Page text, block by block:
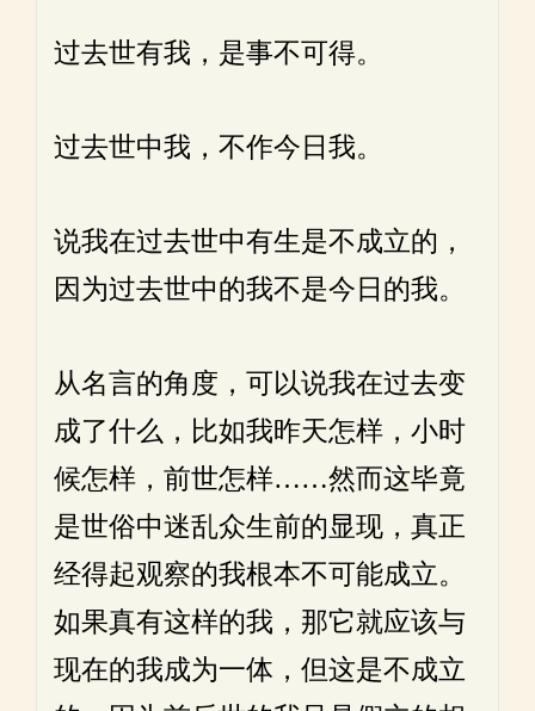
过去世有我，是事不可得。
过去世中我，不作今日我。
说我在过去世中有生是不成立的，
因为过去世中的我不是今日的我。
从名言的角度，可以说我在过去变
成了什么，比如我昨天怎样，小时
候怎样，前世怎样……然而这毕竟
是世俗中迷乱众生前的显现，真正
经得起观察的我根本不可能成立。
如果真有这样的我，那它就应该与
现在的我成为一体，但这是不成立